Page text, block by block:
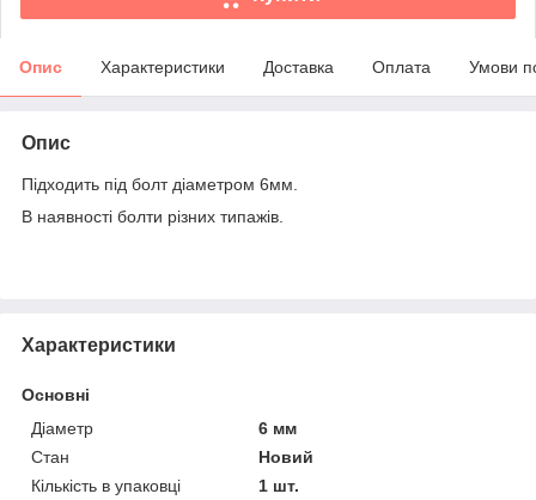
Опис Характеристики Доставка Оплата Умови
Опис
Підходить під болт діаметром 6мм.
В наявності болти різних типажів.
Характеристики
Основні
Діаметр
6 мм
Стан
Новий
Кількість в упаковці
1 шт.